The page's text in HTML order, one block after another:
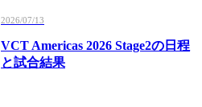
2026/07/13
VCT Americas 2026 Stage2の日程
と試合結果